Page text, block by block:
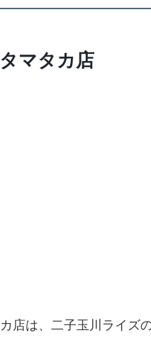
マタカ店
店は、二子玉川ライズ